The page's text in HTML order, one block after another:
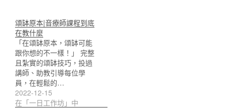
頌缽原本|音療師課程到底
在教什麼
「在頌缽原本，頌缽可能
跟你想的不一樣！」 完整
且紮實的頌缽技巧，投過
講師、助教引導每位學
員，在輕鬆的…
2022-12-15
在「一日工作坊」中